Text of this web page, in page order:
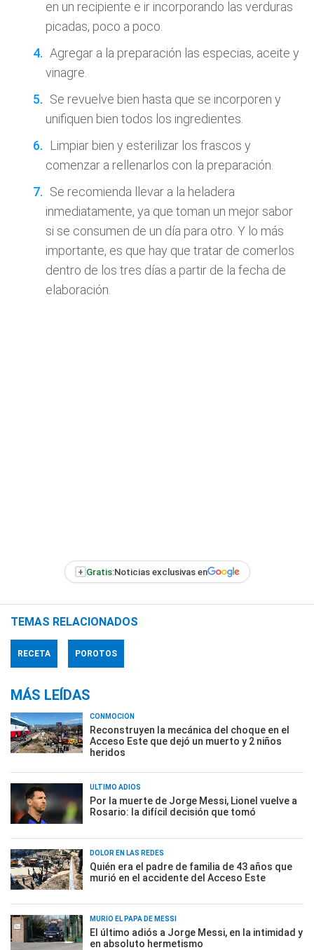
en un recipiente e ir incorporando las verduras
picadas, poco a poco.
Agregar a la preparación las especias, aceite y
vinagre.
Se revuelve bien hasta que se incorporen y
unifiquen bien todos los ingredientes.
Limpiar bien y esterilizar los frascos y
comenzar a rellenarlos con la preparación.
Se recomienda llevar a la heladera
inmediatamente, ya que toman un mejor sabor
si se consumen de un día para otro. Y lo más
importante, es que hay que tratar de comerlos
dentro de los tres días a partir de la fecha de
elaboración.
+ Gratis:Noticias exclusivas en
TEMAS RELACIONADOS
RECETA POROTOS
MÁS LEÍDAS
CONMOCIÓN
Reconstruyen la mecánica del choque en el
Acceso Este que dejó un muerto y 2 niños
heridos
ÚLTIMO ADIÓS
Por la muerte de Jorge Messi, Lionel vuelve a
Rosario: la difícil decisión que tomó
DOLOR EN LAS REDES
Quién era el padre de familia de 43 años que
murió en el accidente del Acceso Este
MURIÓ EL PAPÁ DE MESSI
El último adiós a Jorge Messi, en la intimidad y
en absoluto hermetismo